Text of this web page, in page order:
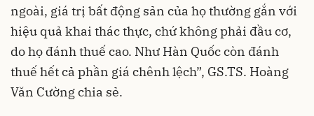
ngoài, giá trị bất động sản của họ thường gắn với
hiệu quả khai thác thực, chứ không phải đầu cơ,
do họ đánh thuế cao. Như Hàn Quốc còn đánh
thuế hết cả phần giá chênh lệch”, GS.TS. Hoàng
Văn Cường chia sẻ.